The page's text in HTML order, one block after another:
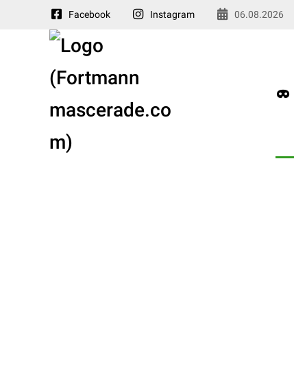
Facebook Instagram 06.08.2026